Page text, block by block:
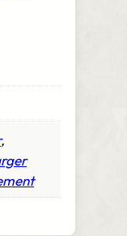
,